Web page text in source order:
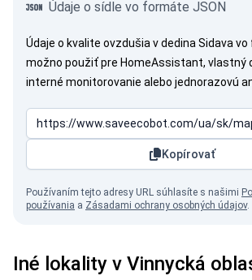
Údaje o sídle vo formáte JSON
Údaje o kvalite ovzdušia v dedina Sidava
možno použiť pre HomeAssistant, vlastný
interné monitorovanie alebo jednorazovú
Kopírovať
Používaním tejto adresy URL súhlasíte s našimi
používania a Zásadami ochrany osobných údajov.
Iné lokality v Vinnycká